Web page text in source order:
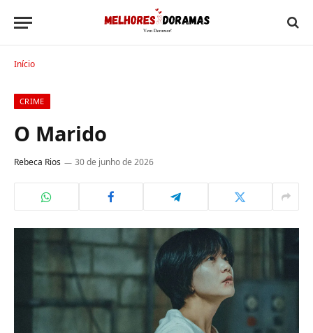
Início
CRIME
O Marido
Rebeca Rios 30 de junho de 2026